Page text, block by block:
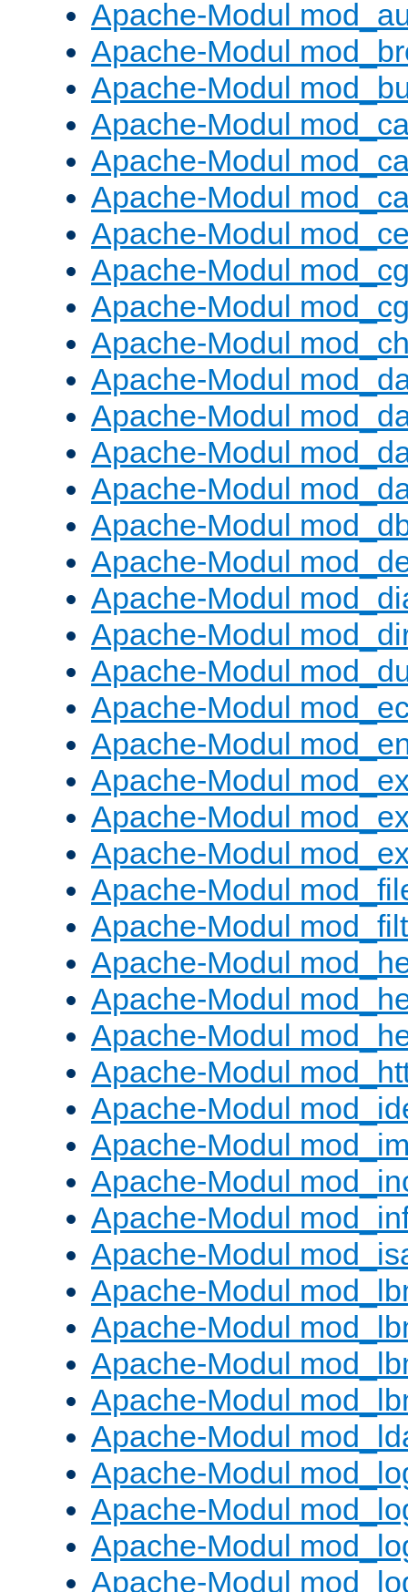
Apache-Modul
Apache-Modul
Apache-Modul
Apache-Modul
Apache-Modul
Apache-Modul
Apache-Modul
Apache-Modul
Apache-Modul
Apache-Modul
Apache-Modul
Apache-Modul
Apache-Modul
Apache-Modul
Apache-Modul
Apache-Modul
Apache-Modul
Apache-Modul
Apache-Modul
Apache-Modul
Apache-Modul
Apache-Modul
Apache-Modul
Apache-Modul
Apache-Modul
Apache-Modul
Apache-Modul
Apache-Modul
Apache-Modul
Apache-Modul
Apache-Modul
Apache-Modul
Apache-Modul
Apache-Modul
Apache-Modul
Apache-Modul
Apache-Modul
Apache-Modul
Apache-Modul
Apache-Modul
Apache-Modul
Apache-Modul
Apache-Modul
Apache-Modul